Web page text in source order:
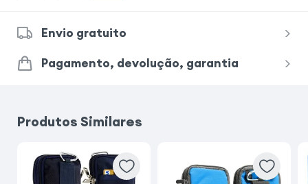
Envio gratuito
Pagamento, devolução, garantia
Produtos Similares